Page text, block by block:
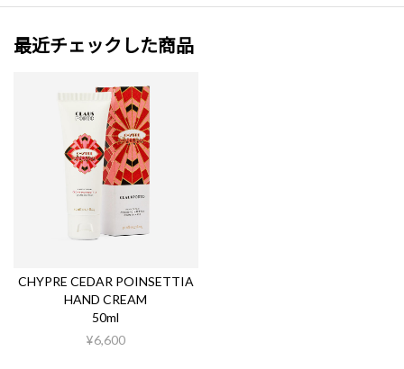
最近チェックした商品
CHYPRE CEDAR POINSETTIA
HAND CREAM
50ml
¥6,600